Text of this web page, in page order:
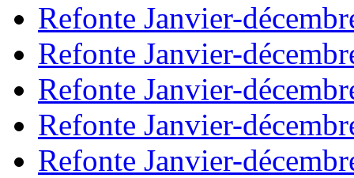
Refonte Janvier-
Refonte Janvier-
Refonte Janvier-
Refonte Janvier-
Refonte Janvier-